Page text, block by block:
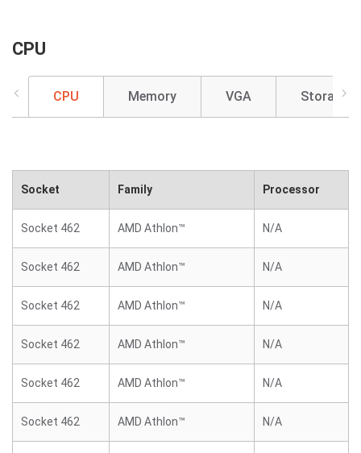
CPU
CPU Memory VGA Storage
Socket Family Processor
Socket 462 AMD Athlon™ N/A
Socket 462 AMD Athlon™ N/A
Socket 462 AMD Athlon™ N/A
Socket 462 AMD Athlon™ N/A
Socket 462 AMD Athlon™ N/A
Socket 462 AMD Athlon™ N/A